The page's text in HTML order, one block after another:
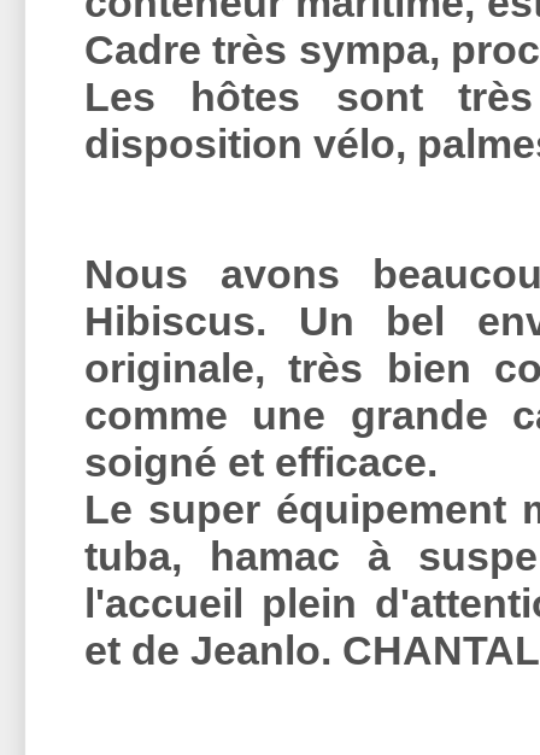
Cadre très sympa,
Les hôtes sont
disposition vélo,
Nous avons
Hibiscus. Un bel
originale, très bien
comme une grande
soigné et efficace.
Le super équipement
tuba, hamac à
l'accueil plein
et de Jeanlo.